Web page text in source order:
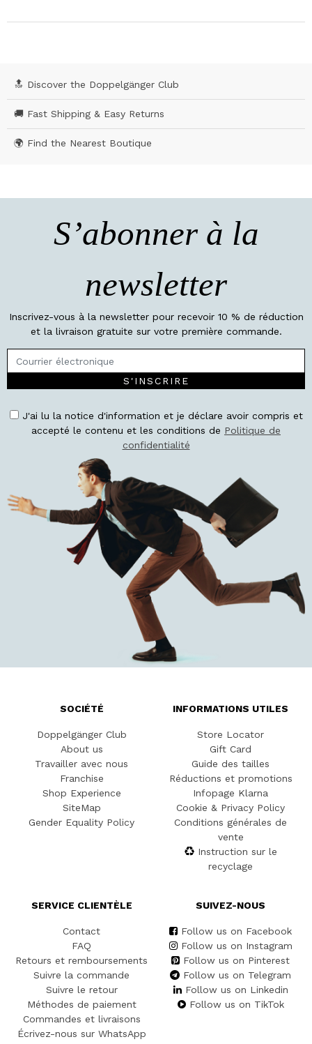
🔝 Discover the Doppelgänger Club
🚚 Fast Shipping & Easy Returns
🌍 Find the Nearest Boutique
S’abonner à la
newsletter
Inscrivez-vous à la newsletter pour recevoir 10 % de réduction
et la livraison gratuite sur votre première commande.
S'INSCRIRE
J'ai lu la notice d'information et je déclare avoir compris et
accepté le contenu et les conditions de Politique de
confidentialité
SOCIÉTÉ
Doppelgänger Club
About us
Travailler avec nous
Franchise
Shop Experience
SiteMap
Gender Equality Policy
INFORMATIONS UTILES
Store Locator
Gift Card
Guide des tailles
Réductions et promotions
Infopage Klarna
Cookie & Privacy Policy
Conditions générales de
vente
Instruction sur le
recyclage
SERVICE CLIENTÈLE
Contact
FAQ
Retours et remboursements
Suivre la commande
Suivre le retour
Méthodes de paiement
Commandes et livraisons
Écrivez-nous sur WhatsApp
SUIVEZ-NOUS
Follow us on Facebook
Follow us on Instagram
Follow us on Pinterest
Follow us on Telegram
Follow us on Linkedin
Follow us on TikTok